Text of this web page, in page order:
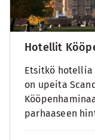
Hotellit
Etsitkö hotellia
on upeita
parhaaseen